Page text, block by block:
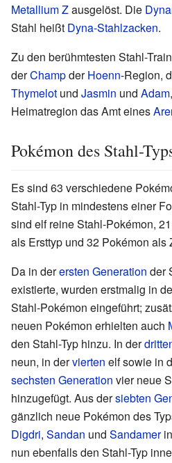
Metallium Zausgelöst. Die
Stahl heißt Dyna-Stahlzacken.
Zu den berühmtesten Stahl-
derChampderHoenn-Region,
Thymelot und Jasmin und Adam
Heimatregion das Amt eines
Pokémon des Stahl-
Es sind 63 verschiedene
Stahl-Typ in mindestens einer
sind elfreine Stahl-Pokémon, 21
als Ersttyp und 32 Pokémon als
Da in derersten Generation der
existierte, wurden erstmalig in
Stahl-Pokémon eingeführt;
neuen Pokémon erhielten auch
den Stahl-Typ hinzu. In der
neun, in dervierten elf sowie in
sechsten Generation vier neue
hinzugefügt. Aus dersiebten
gänzlich neue Pokémon des
Digdri, Sandan und Sandamer
nun ebenfalls den Stahl-Typ